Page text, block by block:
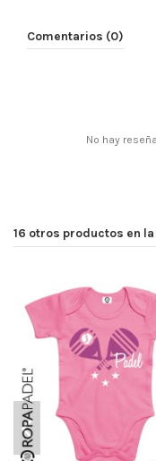
Comentarios (0)
No hay
16 otros productos en